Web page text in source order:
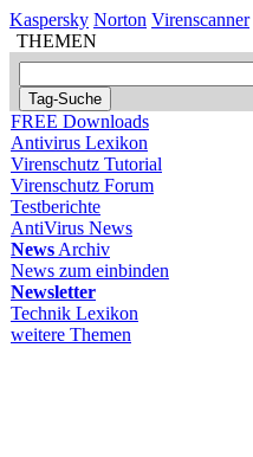
Kaspersky Norton Virenscanner
THEMEN
FREE Downloads
Antivirus Lexikon
Virenschutz Tutorial
Virenschutz Forum
Testberichte
AntiVirus News
News Archiv
News zum einbinden
Newsletter
Technik Lexikon
weitere Themen